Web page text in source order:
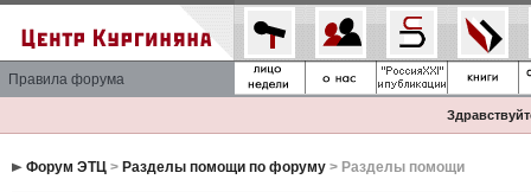
Правила форума
Форум ЭТЦ> Разделы помощи по форуму> Разделы помощи